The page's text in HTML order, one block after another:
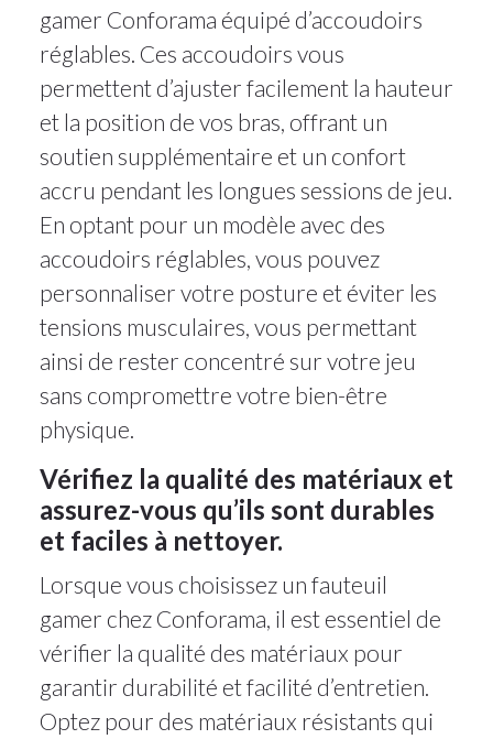
gamer Conforama équipé d’accoudoirs
réglables. Ces accoudoirs vous
permettent d’ajuster facilement la hauteur
et la position de vos bras, offrant un
soutien supplémentaire et un confort
accru pendant les longues sessions de jeu.
En optant pour un modèle avec des
accoudoirs réglables, vous pouvez
personnaliser votre posture et éviter les
tensions musculaires, vous permettant
ainsi de rester concentré sur votre jeu
sans compromettre votre bien-être
physique.
Vérifiez la qualité des matériaux et
assurez-vous qu’ils sont durables
et faciles à nettoyer.
Lorsque vous choisissez un fauteuil
gamer chez Conforama, il est essentiel de
vérifier la qualité des matériaux pour
garantir durabilité et facilité d’entretien.
Optez pour des matériaux résistants qui